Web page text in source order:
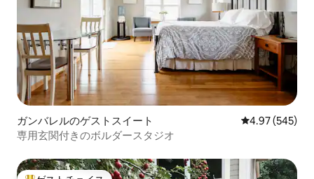
ガンバレルのゲストスイート レビュー545
4.97 (545)
専用玄関付きのボルダースタジオ